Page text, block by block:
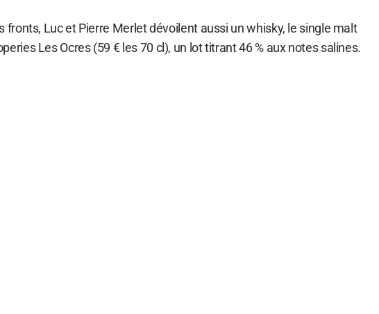
fronts, Luc et Pierre Merlet dévoilent aussi un whisky, le single malt
Les Ocres (59 € les 70 cl), un lot titrant 46 % aux notes salines.